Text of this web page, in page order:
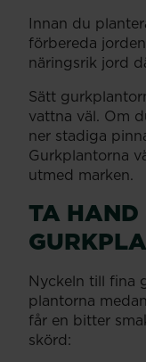
Innan du
förbereda
näringsrik jord
Sätt
vattna väl. Om
ner stadiga
Gurkplantorna
utmed marken.
TA
Nyckeln till fina
plantorna
får en bitter
skörd: